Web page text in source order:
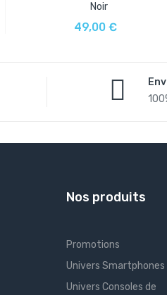
Noir
49,00 €
Nos produits
Promotions
Univers Smartphones
Univers Consoles de